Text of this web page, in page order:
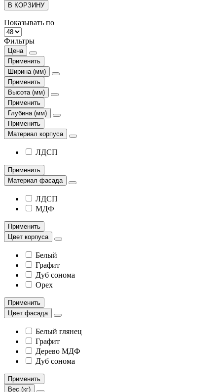
В КОРЗИНУ
Показывать по
Фильтры
Цена
Применить
Ширина (мм)
Применить
Высота (мм)
Применить
Глубина (мм)
Применить
Материал корпуса
ЛДСП
Применить
Материал фасада
ЛДСП
МДФ
Применить
Цвет корпуса
Белый
Графит
Дуб сонома
Орех
Применить
Цвет фасада
Белый глянец
Графит
Дерево МДФ
Дуб сонома
Применить
Вес (кг)